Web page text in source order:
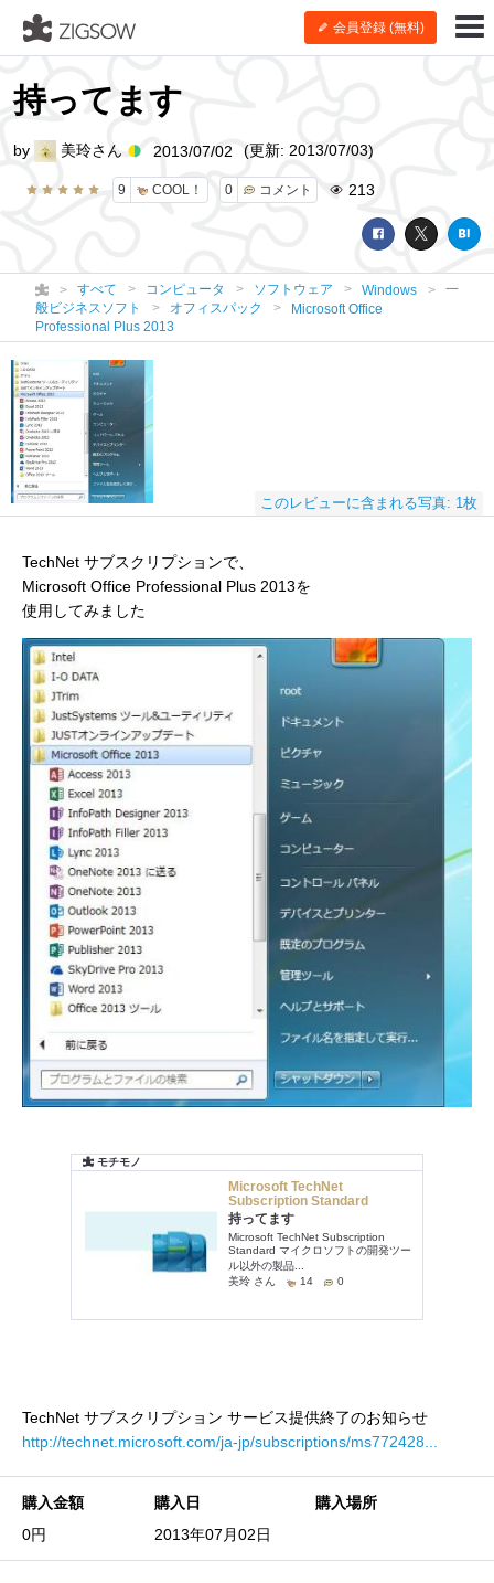
会員登録 (無料)
持ってます
9 COOL！ 0 コメント 213
by 美玲さん 2013/07/02 (更新: 2013/07/03)
すべて コンピュータ ソフトウェア Windows
一
般ビジネスソフト
オフィスパック
Microsoft Office
Professional Plus 2013
このレビューに含まれる写真: 1枚
TechNet サブスクリプションで、
Microsoft Office Professional Plus 2013を
使用してみました
TechNet サブスクリプション サービス提供終了のお知らせ
http://technet.microsoft.com/ja-jp/subscriptions/ms772428...
購入金額
0円
購入日
2013年07月02日
購入場所